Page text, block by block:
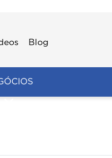
Blog